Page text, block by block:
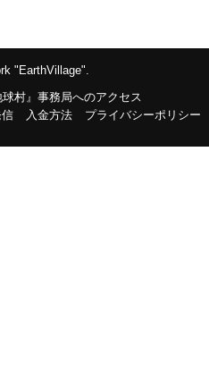
"EarthVillage".
球村』事務局へのアクセス
入金方法 プライバシーポリシー